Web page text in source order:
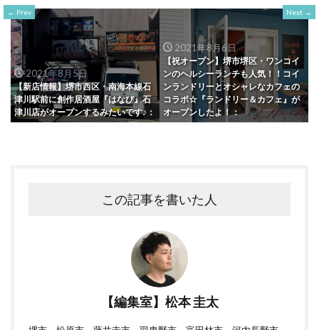
Prev
2021年8月5日
【新店情報】堺市西区・南海本線石
津川駅前に創作居酒屋『はなび』石
津川店がオープンするみたいです♪：
Next
2021年8月6日
【祝オープン】堺市堺区・ワンコイ
ンのヘルシーランチも人気！！コイ
ンランドリーとオシャレなカフェの
コラボ☆『ランドリー＆カフェ』が
オープンしたよ！：
この記事を書いた人
【編集室】松本 圭太